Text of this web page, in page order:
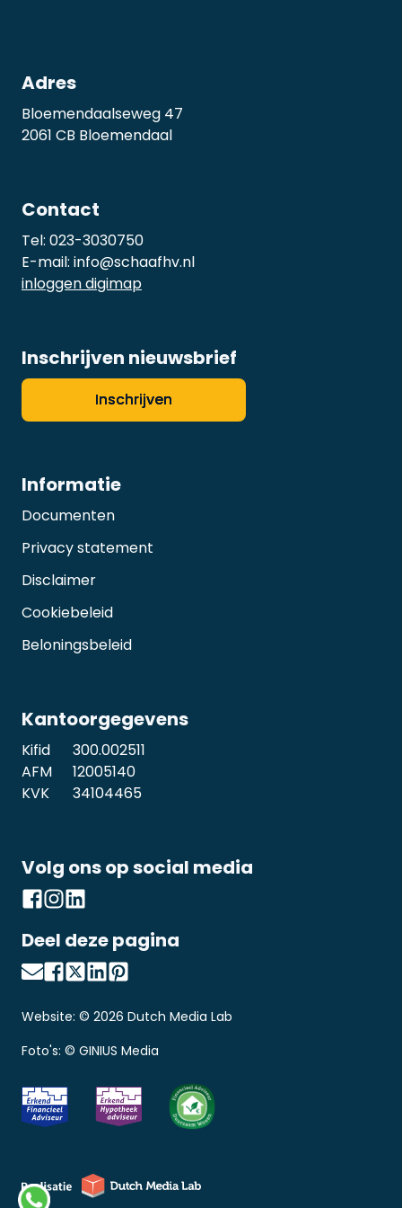
Adres
Bloemendaalseweg 47
2061 CB Bloemendaal
Contact
Tel: 023-3030750
E-mail: info@schaafhv.nl
inloggen digimap
Inschrijven nieuwsbrief
Inschrijven
Informatie
Documenten
Privacy statement
Disclaimer
Cookiebeleid
Beloningsbeleid
Kantoorgegevens
Kifid
300.002511
AFM
12005140
KVK
34104465
Volg ons op social media
Deel deze pagina
Website: © 2026 Dutch Media Lab
Foto's: © GINIUS Media